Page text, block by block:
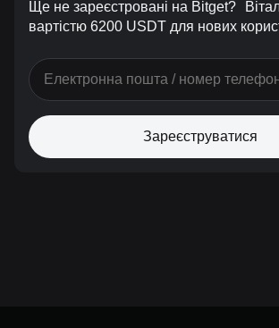
Ще не зареєстровані на Bitget?
вартістю 6200 USDT для нових
Зареєструватися